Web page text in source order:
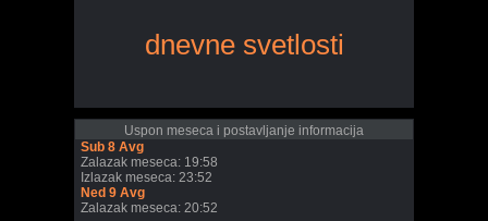
dnevne svetlosti
Uspon meseca i postavljanje informacija
Sub 8 Avg
Zalazak meseca: 19:58
Izlazak meseca: 23:52
Ned 9 Avg
Zalazak meseca: 20:52